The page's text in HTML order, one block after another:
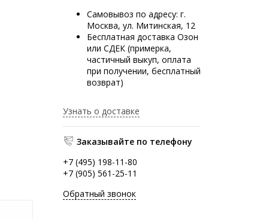
Самовывоз по адресу: г.
Москва, ул. Митинская, 12
Бесплатная доставка Озон
или СДЕК (примерка,
частичный выкуп, оплата
при получении, бесплатный
возврат)
Узнать о доставке
Заказывайте по телефону
+7 (495) 198-11-80
+7 (905) 561-25-11
Обратный звонок